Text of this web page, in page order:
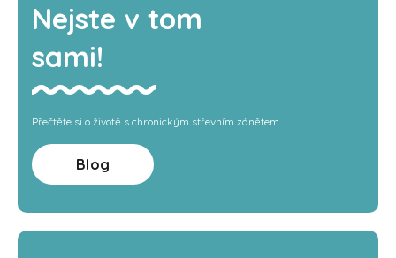
Nejste v tom
sami!
Přečtěte si o životě s chronickým střevním zánětem
Blog